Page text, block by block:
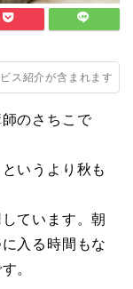
ス紹介が含まれます
のさちこで
いうより秋も
ています。朝
入る時間もな
。